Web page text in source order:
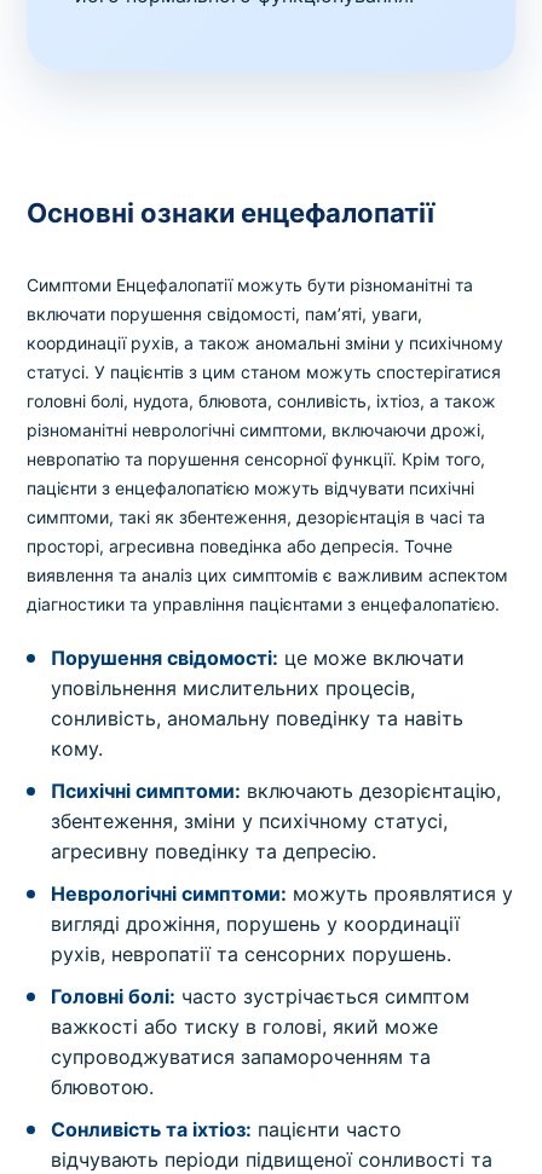
Основні ознаки енцефалопатії
Симптоми Енцефалопатії можуть бути різноманітні та
включати порушення свідомості, пам’яті, уваги,
координації рухів, а також аномальні зміни у психічному
статусі. У пацієнтів з цим станом можуть спостерігатися
головні болі, нудота, блювота, сонливість, іхтіоз, а також
різноманітні неврологічні симптоми, включаючи дрожі,
невропатію та порушення сенсорної функції. Крім того,
пацієнти з енцефалопатією можуть відчувати психічні
симптоми, такі як збентеження, дезорієнтація в часі та
просторі, агресивна поведінка або депресія. Точне
виявлення та аналіз цих симптомів є важливим аспектом
діагностики та управління пацієнтами з енцефалопатією.
Порушення свідомості: це може включати
уповільнення мислительних процесів,
сонливість, аномальну поведінку та навіть
кому.
Психічні симптоми: включають дезорієнтацію,
збентеження, зміни у психічному статусі,
агресивну поведінку та депресію.
Неврологічні симптоми: можуть проявлятися у
вигляді дрожіння, порушень у координації
рухів, невропатії та сенсорних порушень.
Головні болі: часто зустрічається симптом
важкості або тиску в голові, який може
супроводжуватися запамороченням та
блювотою.
Сонливість та іхтіоз: пацієнти часто
відчувають періоди підвищеної сонливості та